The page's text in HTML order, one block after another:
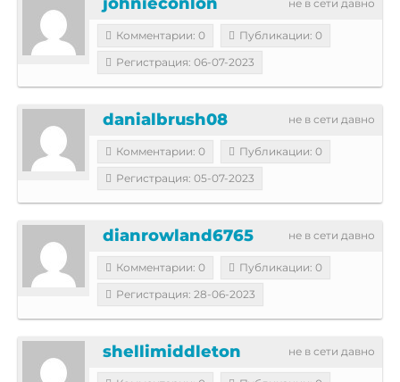
не в сети давно
Комментарии: 0
Публикации: 0
Регистрация: 06-07-2023
не в сети давно
danialbrush08
Комментарии: 0
Публикации: 0
Регистрация: 05-07-2023
не в сети давно
dianrowland6765
Комментарии: 0
Публикации: 0
Регистрация: 28-06-2023
не в сети давно
shellimiddleton